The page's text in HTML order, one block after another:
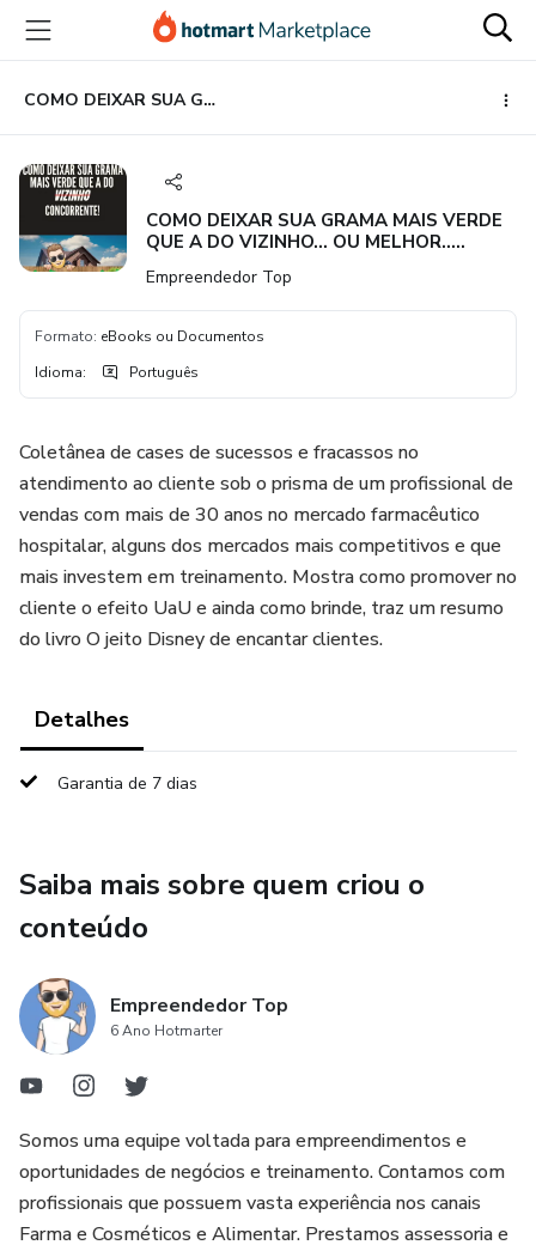
para
conteúdo
principal
para
pagamento
para
rodapé
COMO DEIXAR SUA GRAMA MAIS VERDE QUE A DO VIZINHO... OU MELHOR.. CONCORRENTE!
COMO DEIXAR SUA GRAMA MAIS VERDE
QUE A DO VIZINHO... OU MELHOR..
Empreendedor Top
Formato: eBooks ou Documentos
Idioma: Português
Coletânea de cases de sucessos e fracassos no
atendimento ao cliente sob o prisma de um profissional de
vendas com mais de 30 anos no mercado farmacêutico
hospitalar, alguns dos mercados mais competitivos e que
mais investem em treinamento. Mostra como promover no
cliente o efeito UaU e ainda como brinde, traz um resumo
do livro O jeito Disney de encantar clientes.
Detalhes
Garantia de 7 dias
Saiba mais sobre quem criou o
conteúdo
Empreendedor Top
6 Ano Hotmarter
Somos uma equipe voltada para empreendimentos e
oportunidades de negócios e treinamento. Contamos com
profissionais que possuem vasta experiência nos canais
Farma e Cosméticos e Alimentar. Prestamos assessoria e